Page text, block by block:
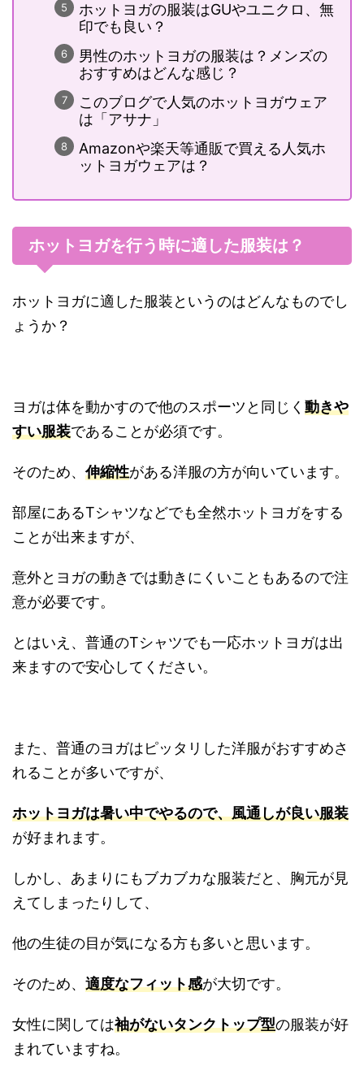
ホットヨガの服装はGUやユニクロ、無
印でも良い？
男性のホットヨガの服装は？メンズの
おすすめはどんな感じ？
このブログで人気のホットヨガウェア
は「アサナ」
Amazonや楽天等通販で買える人気ホ
ットヨガウェアは？
ホットヨガを行う時に適した服装は？
ホットヨガに適した服装というのはどんなものでし
ょうか？
ヨガは体を動かすので他のスポーツと同じく 動きや
すい服装であることが必須です。
そのため、伸縮性がある洋服の方が向いています。
部屋にあるTシャツなどでも全然ホットヨガをする
ことが出来ますが、
意外とヨガの動きでは動きにくいこともあるので注
意が必要です。
とはいえ、普通のTシャツでも一応ホットヨガは出
来ますので安心してください。
また、普通のヨガはピッタリした洋服がおすすめさ
れることが多いですが、
ホットヨガは暑い中でやるので、風通しが良い服装
が好まれます。
しかし、あまりにもブカブカな服装だと、胸元が見
えてしまったりして、
他の生徒の目が気になる方も多いと思います。
そのため、 適度なフィット感が大切です。
女性に関しては袖がないタンクトップ型の服装が好
まれていますね。